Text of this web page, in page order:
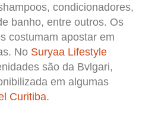
condicionadores,
banho, entre outros. Os
costumam apostar em
No Suryaa Lifestyle
são da Bvlgari,
em algumas
Curitiba.